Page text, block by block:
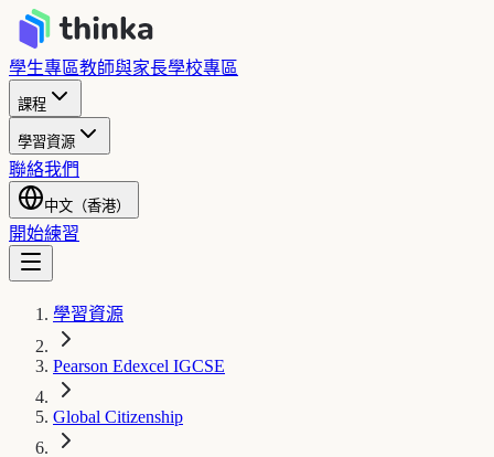
學生專區教師與家長學校專區
課程
學習資源
聯絡我們
中文（香港）
開始練習
學習資源
Pearson Edexcel IGCSE
Global Citizenship